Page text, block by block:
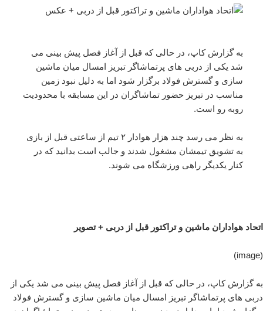
به گزارش کاپ، در حالی که قبل از آغاز فصل پیش بینی می
شد یکی از دربی های پرتماشاگر تبریز امسال میان ماشین
سازی و گسترش فولاد برگزار شود اما به دلیل نبود زمین
مناسب در تبریز حضور تماشاگران در این مسابقه با محدودیت
روبه رو است.
به نظر می رسد چند هزار هوادار ۲ تیم از ساعتی قبل از بازی
به تشویق تیمشان مشغول شدند و جالب است بدانید که در
کنار یکدیگر راهی ورزشگاه می شوند.
اتحاد هواداران ماشین و تراکتور قبل از دربی + تصویر
(image)
به گزارش کاپ، در حالی که قبل از آغاز فصل پیش بینی می شد یکی از
دربی های پرتماشاگر تبریز امسال میان ماشین سازی و گسترش فولاد